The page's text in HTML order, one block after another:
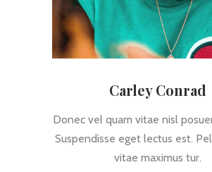
Carley Conrad
Donec vel quam vitae nisl
Suspendisse eget lectus est.
vitae maximus tur.